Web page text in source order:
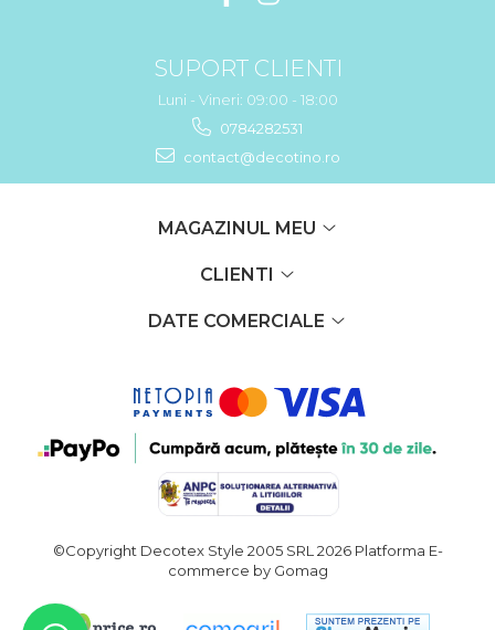
SUPORT CLIENTI
Luni - Vineri: 09:00 - 18:00
0784282531
contact@decotino.ro
MAGAZINUL MEU
CLIENTI
DATE COMERCIALE
©Copyright Decotex Style 2005 SRL 2026 Platforma E-
commerce by Gomag